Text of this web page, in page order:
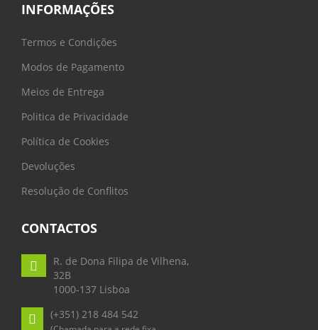
INFORMAÇÕES
Termos e Condições
Modos de Pagamento
Meios de Entrega
Politica de Privacidade
Política de Cookies
Devoluções
Resolução de Conflitos
CONTACTOS
R. de Dona Filipa de Vilhena,
32B
1000-137 Lisboa
(+351) 218 484 542